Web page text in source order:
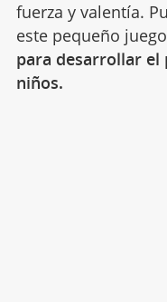
fuerza y valentía.
este pequeño
para desarrollar el
niños.